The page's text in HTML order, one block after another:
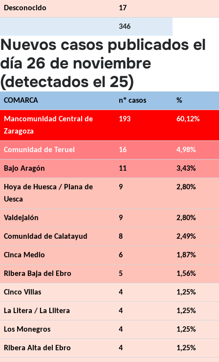
Desconocido 17
346
Nuevos casos publicados el
día 26 de noviembre
(detectados el 25)
COMARCA nº casos %
Mancomunidad Central de
Zaragoza
193 60,12%
Comunidad de Teruel 16 4,98%
Bajo Aragón 11 3,43%
Hoya de Huesca / Plana de
Uesca
9 2,80%
Valdejalón 9 2,80%
Comunidad de Calatayud 8 2,49%
Cinca Medio 6 1,87%
Ribera Baja del Ebro 5 1,56%
Cinco Villas 4 1,25%
La Litera / La Llitera 4 1,25%
Los Monegros 4 1,25%
Ribera Alta del Ebro 4 1,25%